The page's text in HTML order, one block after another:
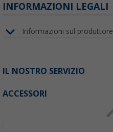
INFORMAZIONI LEGALI
Informazioni sul produttore
IL NOSTRO SERVIZIO
ACCESSORI